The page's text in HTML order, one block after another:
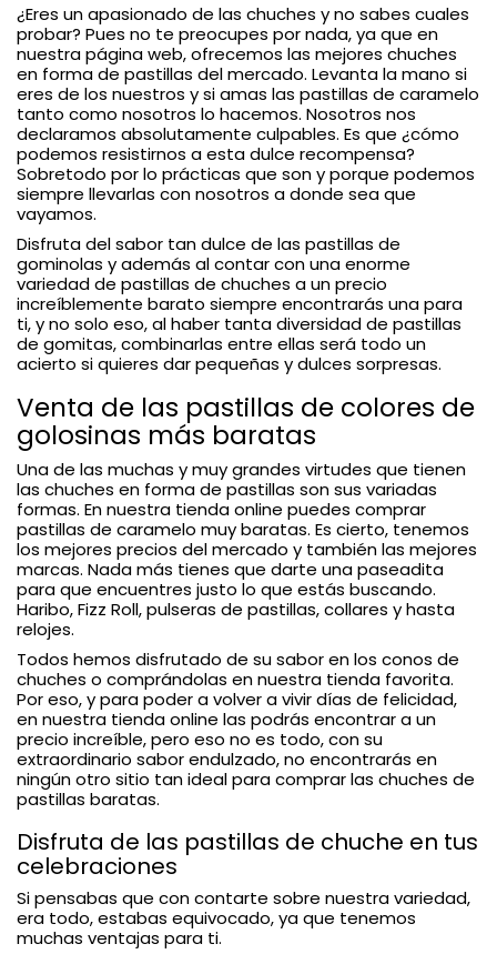
¿Eres un apasionado de las chuches y no sabes cuales
probar? Pues no te preocupes por nada, ya que en
nuestra página web, ofrecemos las mejores chuches
en forma de pastillas del mercado. Levanta la mano si
eres de los nuestros y si amas las pastillas de caramelo
tanto como nosotros lo hacemos. Nosotros nos
declaramos absolutamente culpables. Es que ¿cómo
podemos resistirnos a esta dulce recompensa?
Sobretodo por lo prácticas que son y porque podemos
siempre llevarlas con nosotros a donde sea que
vayamos.
Disfruta del sabor tan dulce de las pastillas de
gominolas y además al contar con una enorme
variedad de pastillas de chuches a un precio
increíblemente barato siempre encontrarás una para
ti, y no solo eso, al haber tanta diversidad de pastillas
de gomitas, combinarlas entre ellas será todo un
acierto si quieres dar pequeñas y dulces sorpresas.
Venta de las pastillas de colores de
golosinas más baratas
Una de las muchas y muy grandes virtudes que tienen
las chuches en forma de pastillas son sus variadas
formas. En nuestra tienda online puedes comprar
pastillas de caramelo muy baratas. Es cierto, tenemos
los mejores precios del mercado y también las mejores
marcas. Nada más tienes que darte una paseadita
para que encuentres justo lo que estás buscando.
Haribo, Fizz Roll, pulseras de pastillas, collares y hasta
relojes.
Todos hemos disfrutado de su sabor en los conos de
chuches o comprándolas en nuestra tienda favorita.
Por eso, y para poder a volver a vivir días de felicidad,
en nuestra tienda online las podrás encontrar a un
precio increíble, pero eso no es todo, con su
extraordinario sabor endulzado, no encontrarás en
ningún otro sitio tan ideal para comprar las chuches de
pastillas baratas.
Disfruta de las pastillas de chuche en tus
celebraciones
Si pensabas que con contarte sobre nuestra variedad,
era todo, estabas equivocado, ya que tenemos
muchas ventajas para ti.